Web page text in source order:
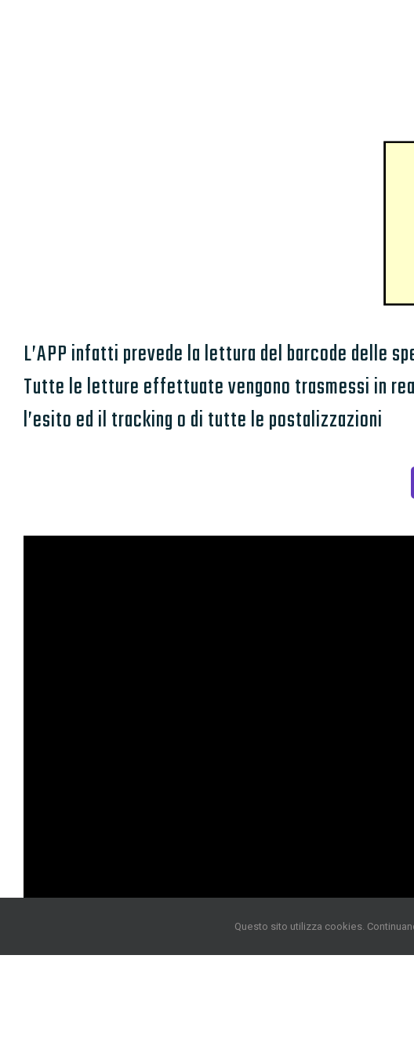
L’APP infatti prevede la lettura del barcode delle
Tutte le letture effettuate vengono trasmessi in
l’esito ed il tracking o di tutte le postalizzazioni
Questo sito utilizza cookies.